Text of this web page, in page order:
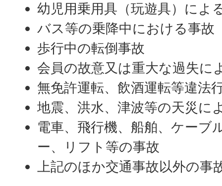
幼児用乗用具（玩遊具）によ
バス等の乗降中における事故
歩行中の転倒事故
会員の故意又は重大な過失に
無免許運転、飲酒運転等違法
地震、洪水、津波等の天災に
電車、飛行機、船舶、ケーブ
ー、リフト等の事故
上記のほか交通事故以外の事